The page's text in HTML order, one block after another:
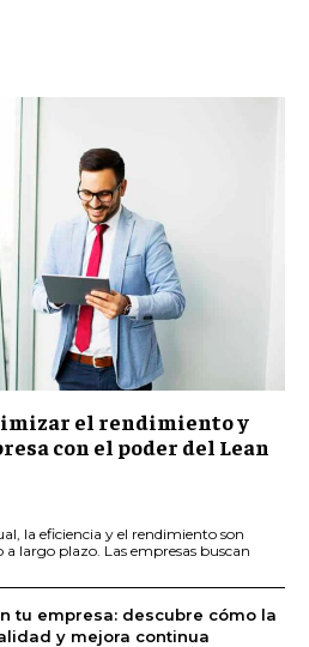
el rendimiento y
con el poder del Lean
la eficiencia y el rendimiento son
a largo plazo. Las empresas buscan
tu empresa: descubre cómo la
y mejora continua